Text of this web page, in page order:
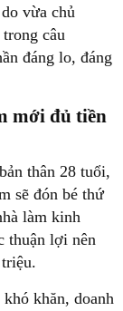
vừa chủ
câu
đáng lo, đáng
mới đủ tiền
thân 28 tuổi,
sẽ đón bé thứ
làm kinh
thuận lợi nên
khăn, doanh